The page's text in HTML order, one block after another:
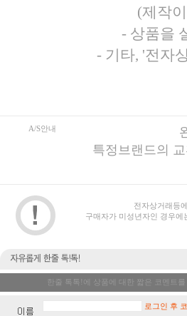
(제작
- 상품을
- 기타, '전자
A/S안내
특정브랜드의
전자상거래등
구매자가 미성년자인 경우
한줄 톡톡!에 상품에 대한 짧은 코멘트를
로그인 후